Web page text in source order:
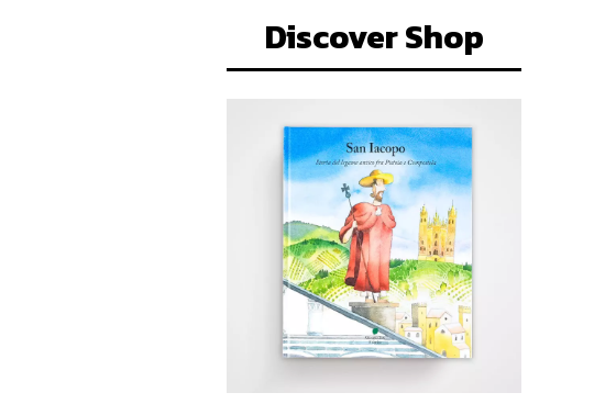
Discover Shop